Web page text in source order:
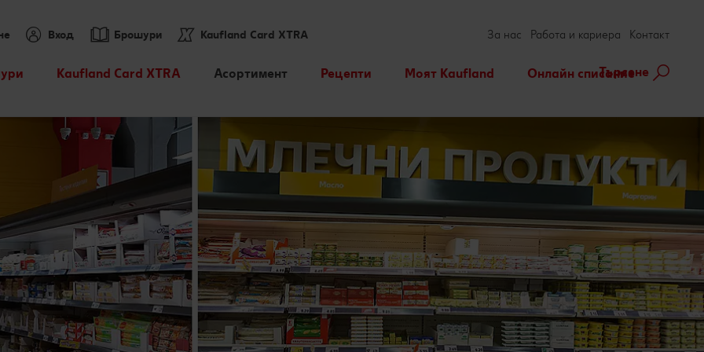
Kaufland Card XTRA
партньорски отстъпки
Kaufland Scan
Пазарувай в Kaufland и
можеш да спечелиш JBL
награди
Асортимент
Други марки
Свежест и качество
Още от асортимента
Лексикон на свежестта
Рецепти
Кулинарни теми
Моят Kaufland
Услуги
Ние сме семейство
Онлайн списание
Развлечения, отдих и
свободно време
Брошури
Вход Kaufland Card XTRA За нас Работа и кариера Контакт
Търсене